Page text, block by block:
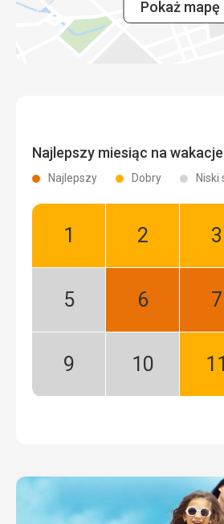
Pokaż mapę
Najlepszy miesiąc na wakacje
Najlepszy Dobry Niski
Styczeń:
Luty:
Maj:
Czerwiec:
Wrzesień:
Październik: